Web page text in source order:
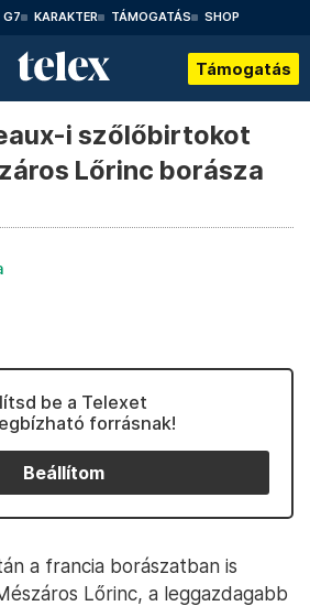
G7 KARAKTER TÁMOGATÁS SHOP
Támogatás
i szőlőbirtokot
Lőrinc borásza
be a Telexet
forrásnak!
Beállítom
a francia borászatban is
Lőrinc, a leggazdagabb